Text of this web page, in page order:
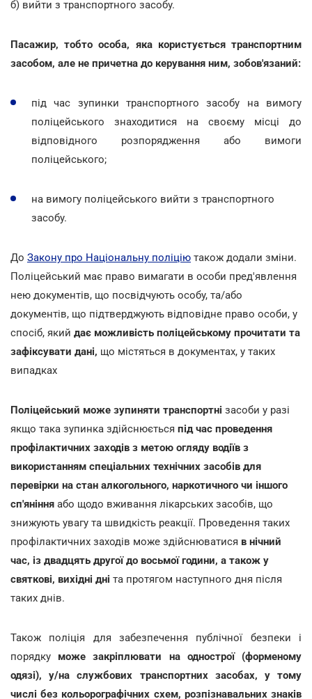
б) вийти з транспортного засобу.
Пасажир, тобто особа, яка користується транспортним
засобом, але не причетна до керування ним, зобов'язаний:
під час зупинки транспортного засобу на вимогу
поліцейського знаходитися на своєму місці до
відповідного розпорядження або вимоги
поліцейського;
на вимогу поліцейського вийти з транспортного
засобу.
До Закону про Національну поліцію також додали зміни.
Поліцейський має право вимагати в особи пред'явлення
нею документів, що посвідчують особу, та/або
документів, що підтверджують відповідне право особи, у
спосіб, який дає можливість поліцейському прочитати та
зафіксувати дані, що містяться в документах, у таких
випадках
Поліцейський може зупиняти транспортні засоби у разі
якщо така зупинка здійснюється під час проведення
профілактичних заходів з метою огляду водіїв з
використанням спеціальних технічних засобів для
перевірки на стан алкогольного, наркотичного чи іншого
сп'яніння або щодо вживання лікарських засобів, що
знижують увагу та швидкість реакції. Проведення таких
профілактичних заходів може здійснюватися в нічний
час, із двадцять другої до восьмої години, а також у
святкові, вихідні дні та протягом наступного дня після
таких днів.
Також поліція для забезпечення публічної безпеки і
порядку може закріплювати на однострої (форменому
одязі), у/на службових транспортних засобах, у тому
числі без кольорографічних схем, розпізнавальних знаків